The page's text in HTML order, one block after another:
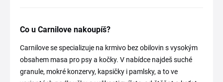
Co u Carnilove nakoupíš?
Carnilove se specializuje na krmivo bez obilovin s vysokým
obsahem masa pro psy a kočky. V nabídce najdeš suché
granule, mokré konzervy, kapsičky i pamlsky, a to ve